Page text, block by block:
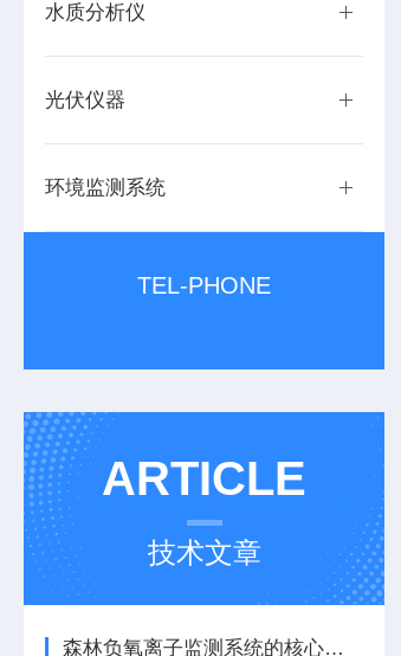
水质分析仪
光伏仪器
环境监测系统
TEL-PHONE
ARTICLE
技术文章
森林负氧离子监测系统的核心定位与设计原则